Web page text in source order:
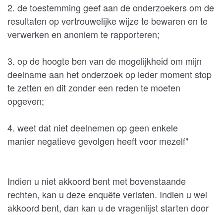
2. de toestemming geef aan de onderzoekers om de
resultaten op vertrouwelijke wijze te bewaren en te
verwerken en anoniem te rapporteren;
3. op de hoogte ben van de mogelijkheid om mijn
deelname aan het onderzoek op ieder moment stop
te zetten en dit zonder een reden te moeten
opgeven;
4. weet dat niet deelnemen op geen enkele
manier negatieve gevolgen heeft voor mezelf"
Indien u niet akkoord bent met bovenstaande
rechten, kan u deze enquête verlaten. Indien u wel
akkoord bent, dan kan u de vragenlijst starten door